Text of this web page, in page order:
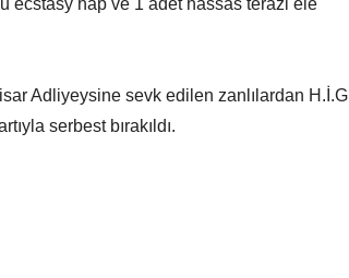
ecstasy hap ve 1 adet hassas terazi ele
Adliyeysine sevk edilen zanlılardan H.İ.G
serbest bırakıldı.